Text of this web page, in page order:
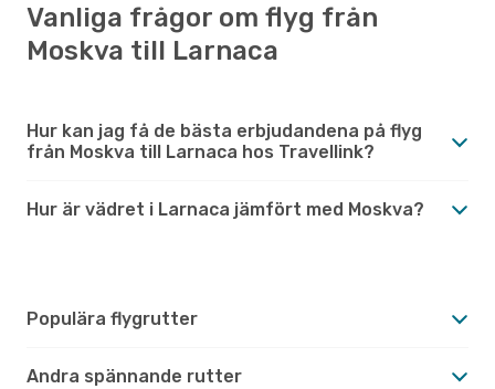
Vanliga frågor om flyg från
Moskva till Larnaca
Hur kan jag få de bästa erbjudandena på flyg
från Moskva till Larnaca hos Travellink?
Hur är vädret i Larnaca jämfört med Moskva?
Populära flygrutter
Andra spännande rutter